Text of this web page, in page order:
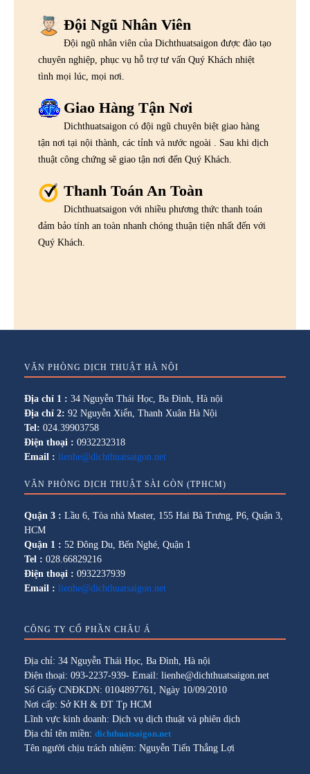
Đội Ngũ Nhân Viên
Đội ngũ nhân viên của Dichthuatsaigon được đào tạo
chuyên nghiệp, phục vụ hỗ trợ tư vấn Quý Khách nhiệt
tình mọi lúc, mọi nơi.
Giao Hàng Tận Nơi
Dichthuatsaigon có đội ngũ chuyên biệt giao hàng
tận nơi tại nội thành, các tỉnh và nước ngoài . Sau khi dịch
thuật công chứng sẽ giao tận nơi đến Quý Khách.
Thanh Toán An Toàn
Dichthuatsaigon với nhiều phương thức thanh toán
đảm bảo tính an toàn nhanh chóng thuận tiện nhất đến với
Quý Khách.
VĂN PHÒNG DỊCH THUẬT HÀ NỘI
Địa chỉ 1 : 34 Nguyễn Thái Học, Ba Đình, Hà nội
Địa chỉ 2: 92 Nguyễn Xiển, Thanh Xuân Hà Nội
Tel: 024.39903758
Điện thoại : 0932232318
Email : lienhe@dichthuatsaigon.net
VĂN PHÒNG DỊCH THUẬT SÀI GÒN (TPHCM)
Quận 3 : Lầu 6, Tòa nhà Master, 155 Hai Bà Trưng, P6, Quận 3,
HCM
Quận 1 : 52 Đông Du, Bến Nghé, Quận 1
Tel : 028.66829216
Điện thoại : 0932237939
Email : lienhe@dichthuatsaigon.net
CÔNG TY CỔ PHẦN CHÂU Á
Địa chỉ: 34 Nguyễn Thái Học, Ba Đình, Hà nội
Điện thoại: 093-2237-939- Email: lienhe@dichthuatsaigon.net
Số Giấy CNĐKDN: 0104897761, Ngày 10/09/2010
Nơi cấp: Sở KH & ĐT Tp HCM
Lĩnh vực kinh doanh: Dịch vụ dịch thuật và phiên dịch
Địa chỉ tên miền: dichthuatsaigon.net
Tên người chịu trách nhiệm: Nguyễn Tiến Thắng Lợi